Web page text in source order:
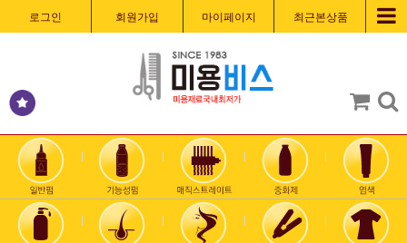
로그인 회원가입 마이페이지 최근본상품